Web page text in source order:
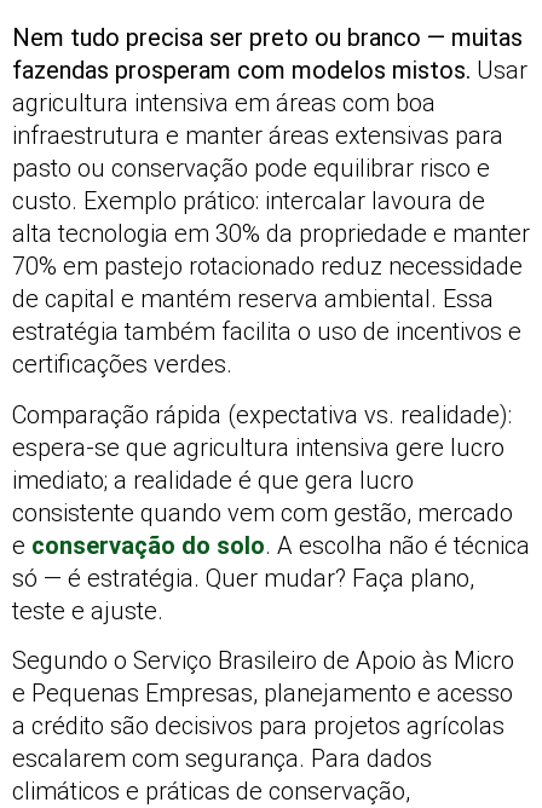
Nem tudo precisa ser preto ou branco — muitas
fazendas prosperam com modelos mistos. Usar
agricultura intensiva em áreas com boa
infraestrutura e manter áreas extensivas para
pasto ou conservação pode equilibrar risco e
custo. Exemplo prático: intercalar lavoura de
alta tecnologia em 30% da propriedade e manter
70% em pastejo rotacionado reduz necessidade
de capital e mantém reserva ambiental. Essa
estratégia também facilita o uso de incentivos e
certificações verdes.
Comparação rápida (expectativa vs. realidade):
espera-se que agricultura intensiva gere lucro
imediato; a realidade é que gera lucro
consistente quando vem com gestão, mercado
e conservação do solo. A escolha não é técnica
só — é estratégia. Quer mudar? Faça plano,
teste e ajuste.
Segundo o Serviço Brasileiro de Apoio às Micro
e Pequenas Empresas, planejamento e acesso
a crédito são decisivos para projetos agrícolas
escalarem com segurança. Para dados
climáticos e práticas de conservação,